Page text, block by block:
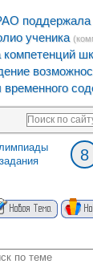
поддержала
ученика
временного
8